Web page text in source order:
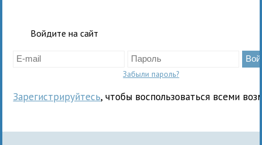
Войдите на сайт
Забыли пароль?
Зарегистрируйтесь, чтобы воспользоваться всеми